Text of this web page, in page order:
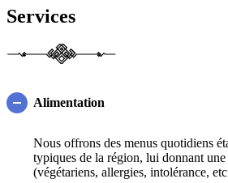
Services
Alimentation
Nous offrons des menus quotidiens
typiques de la région, lui donnant
(végétariens, allergies, intolérance,